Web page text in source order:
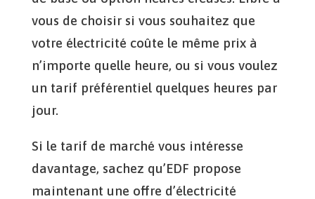
vous de choisir si vous souhaitez que
votre électricité coûte le même prix à
n’importe quelle heure, ou si vous voulez
un tarif préférentiel quelques heures par
jour.
Si le tarif de marché vous intéresse
davantage, sachez qu’EDF propose
maintenant une offre d’électricité